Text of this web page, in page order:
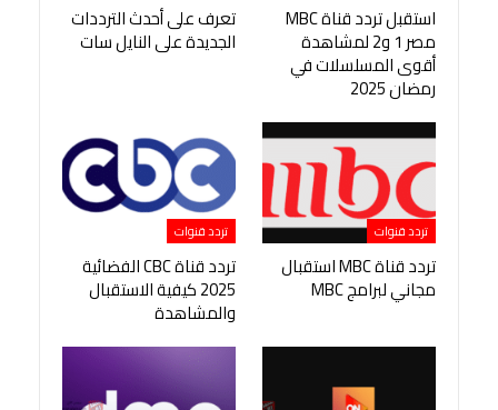
استقبل تردد قناة MBC
مصر 1 و2 لمشاهدة
أقوى المسلسلات في
رمضان 2025
تعرف على أحدث الترددات
الجديدة على النايل سات
تردد قنوات
تردد قناة MBC استقبال
مجاني لبرامج MBC
تردد قنوات
تردد قناة CBC الفضائية
2025 كيفية الاستقبال
والمشاهدة